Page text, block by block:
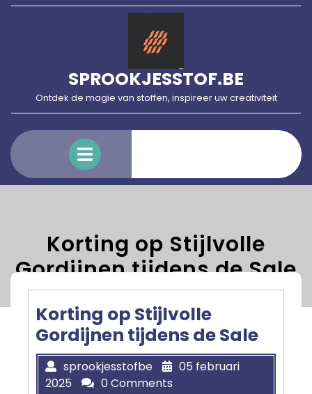
Skip
SPROOKJESSTOF.BE
Ontdek de magie van stoffen, inspireer uw creativiteit
Menu
Korting op Stijlvolle
Gordijnen tijdens de Sale
Korting op Stijlvolle
Gordijnen tijdens de Sale
sprookjesstofbe
05 februari
2025
0 Comments